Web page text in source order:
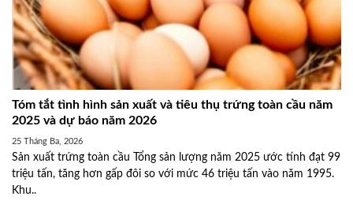
Tóm tắt tình hình sản xuất và tiêu thụ trứng toàn cầu năm
2025 và dự báo năm 2026
25 Tháng Ba, 2026
Sản xuất trứng toàn cầu Tổng sản lượng năm 2025 ước tính đạt 99
triệu tấn, tăng hơn gấp đôi so với mức 46 triệu tấn vào năm 1995.
Khu..